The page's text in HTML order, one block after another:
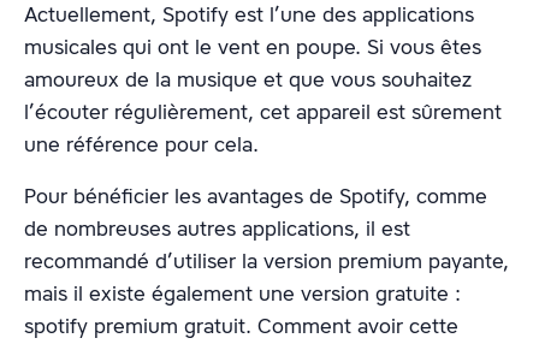
Actuellement, Spotify est l’une des applications
musicales qui ont le vent en poupe. Si vous êtes
amoureux de la musique et que vous souhaitez
l’écouter régulièrement, cet appareil est sûrement
une référence pour cela.
Pour bénéficier les avantages de Spotify, comme
de nombreuses autres applications, il est
recommandé d’utiliser la version premium payante,
mais il existe également une version gratuite :
spotify premium gratuit. Comment avoir cette